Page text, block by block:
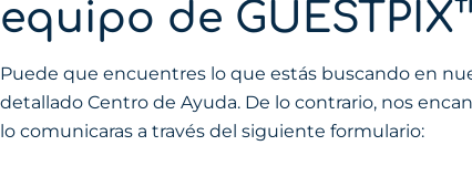
equipo de
Puede que encuentres lo que estás buscando en
detallado Centro de Ayuda. De lo contrario, nos
lo comunicaras a través del siguiente formulario: